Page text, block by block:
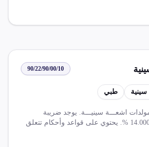
للبيع بالتجزئة
90/22/90/00/10
طبي
اشعـــة سينيـــة. يوجد ضريبة
مقدارها 2.000 % و 14.000 %. يحتوي على قواعد وأحكام تتعلق